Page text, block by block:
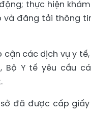
thực hiện
và đăng tải thông
các dịch vụ y
Bộ Y tế yêu cầu
đã được cấp